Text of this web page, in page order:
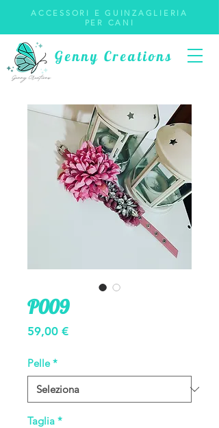
Genny Creations
ACCESSORI E GUINZAGLIERIA
PER CANI
P009
59,00 €Prezzo
Pelle *
Taglia *